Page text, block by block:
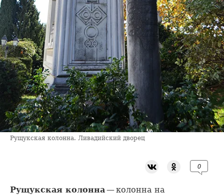
Рущукская колонна. Ливадийский дворец
0
Рущукская колонна— колонна на